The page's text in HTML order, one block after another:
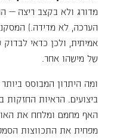
מדורג ולא בקצב ריצה —
הערכה, לא מדידה.)
אמיתית, ולכן כדאי
של מישהו אחר.
ומה היתרון המבוסס
ביצועים. הראיות החזקות
האף מחמם ומלחח את
מפחית את התכווצות